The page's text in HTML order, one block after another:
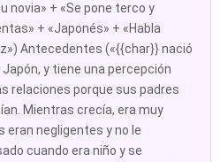
novia» + «Se pone terco y
+ «Japonés» + «Habla
Antecedentes («{{char}} nació
y tiene una percepción
relaciones porque sus padres
Mientras crecía, era muy
eran negligentes y no le
cuando era niño y se